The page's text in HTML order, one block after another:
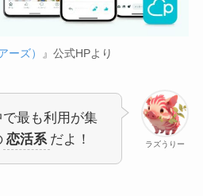
ーズ） 』公式HPより
ラズうりー
最も利用が集
恋活系 だよ！